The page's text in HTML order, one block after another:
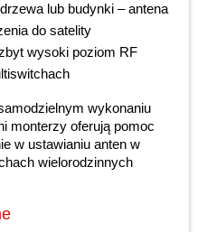
lub budynki – antena
do satelity
wysoki poziom RF
wykonaniu
monterzy oferują pomoc
w ustawianiu anten w
wielorodzinnych